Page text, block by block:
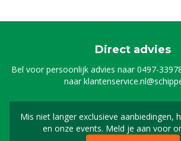
Direct advies
Bel voor persoonlijk advies naar0497-
naar
Mis niet langer exclusieve aanbiedingen,
en onze events. Meld je aan voor
Schrijf